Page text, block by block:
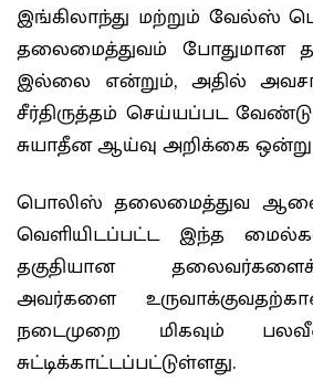
இங்கிலாந்து மற்றும் வேல்ஸ்
தலைமைத்துவம் போதுமான
இல்லை என்றும், அதில்
சீர்திருத்தம் செய்யப்பட
சுயாதீன ஆய்வு அறிக்கை ஒன்று
பொலிஸ் தலைமைத்துவ
வெளியிடப்பட்ட இந்த
தகுதியான
அவர்களை
நடைமுறை மிகவும்
சுட்டிக்காட்டப்பட்டுள்ளது.